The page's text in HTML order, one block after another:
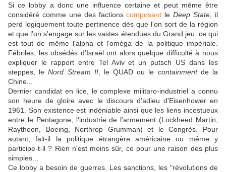
Si ce lobby a donc une influence certaine et peut même être
considéré comme une des factionscomposant leDeep State , il
perd logiquement toute pertinence dès que l'on sort de la région
et que l'on s'engage sur les vastes étendues du Grand jeu, ce qui
est tout de même l'alpha et l'oméga de la politique impériale.
Fébriles, les obsédés d'Israël ont alors quelque difficulté à nous
expliquer le rapport entre Tel Aviv et un putsch US dans les
steppes, leNord Stream II, le QUAD ou le containment de la
Chine...
Dernier candidat en lice, le complexe militaro-industriel a connu
son heure de gloire avec le discours d'adieu d'Eisenhower en
1961. Son existence est indéniable ainsi que les liens incestueux
entre le Pentagone, l'industrie de l'armement (Lockheed Martin,
Raytheon, Boeing, Northrop Grumman) et le Congrès. Pour
autant, fait-il la politique étrangère américaine ou même y
participe-t-il ? Rien n'est moins sûr, ce pour une raison des plus
simples...
Ce lobby a besoin de guerres. Les sanctions, les "révolutions de